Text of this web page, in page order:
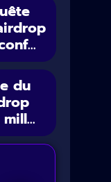
du